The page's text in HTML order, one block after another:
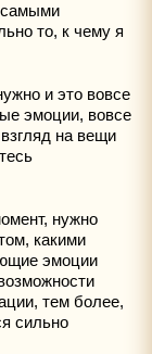
самыми
то, к чему я
и это вовсе
эмоции, вовсе
на вещи
нужно
какими
эмоции
тем более,
сильно